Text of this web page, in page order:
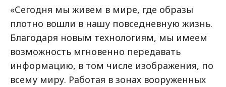
«Сегодня мы живем в мире, где образы
плотно вошли в нашу повседневную жизнь.
Благодаря новым технологиям, мы имеем
возможность мгновенно передавать
информацию, в том числе изображения, по
всему миру. Работая в зонах вооруженных